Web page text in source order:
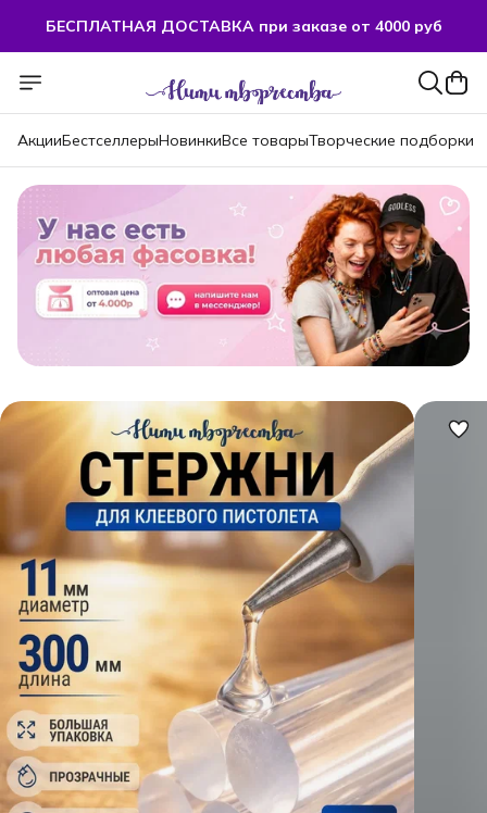
БЕСПЛАТНАЯ ДОСТАВКА при заказе от 4000 руб
БЕСПЛАТНАЯ ДОСТАВКА при заказе от 4000 руб
АкцииБестселлерыНовинкиВсе товарыТворческие подборки